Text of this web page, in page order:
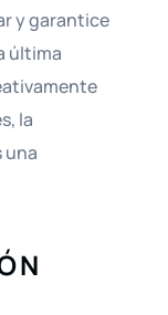
y garantice
última
la
una